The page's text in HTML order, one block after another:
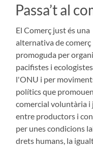
Passa’t al
El Comerç just és una
alternativa de comerç
promoguda per
pacifistes i
l'ONU i per
polítics que
comercial voluntària i
entre productors i
per unes condicions
drets humans, la